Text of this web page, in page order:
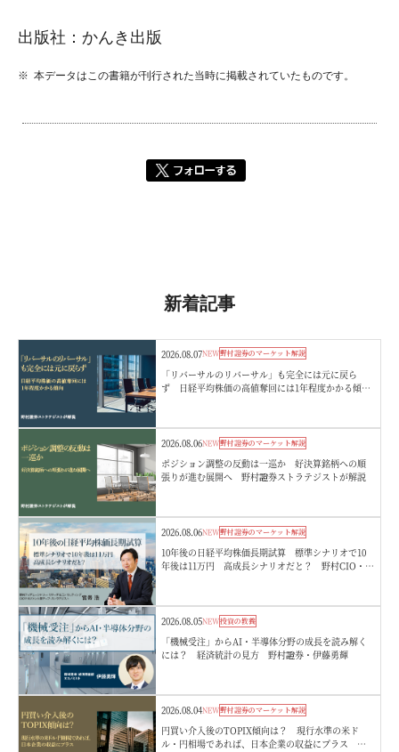
出版社：かんき出版
本データはこの書籍が刊行された当時に掲載されていたものです。
新着記事
2026.08.07NEW野村證券のマーケット解説
「リバーサルのリバーサル」も完全には元に戻ら
ず 日経平均株価の高値奪回には1年程度かかる傾
2026.08.06NEW野村證券のマーケット解説
ポジション調整の反動は一巡か 好決算銘柄への順
張りが進む展開へ 野村證券ストラテジストが解説
2026.08.06NEW野村證券のマーケット解説
10年後の日経平均株価長期試算 標準シナリオで10
年後は11万円 高成長シナリオだと？ 野村CIO・宮
2026.08.05NEW投資の教養
「機械受注」からAI・半導体分野の成長を読み解く
には？ 経済統計の見方 野村證券・伊藤勇輝
2026.08.04NEW野村證券のマーケット解説
円買い介入後のTOPIX傾向は？ 現行水準の米ド
ル・円相場であれば、日本企業の収益にプラス 野